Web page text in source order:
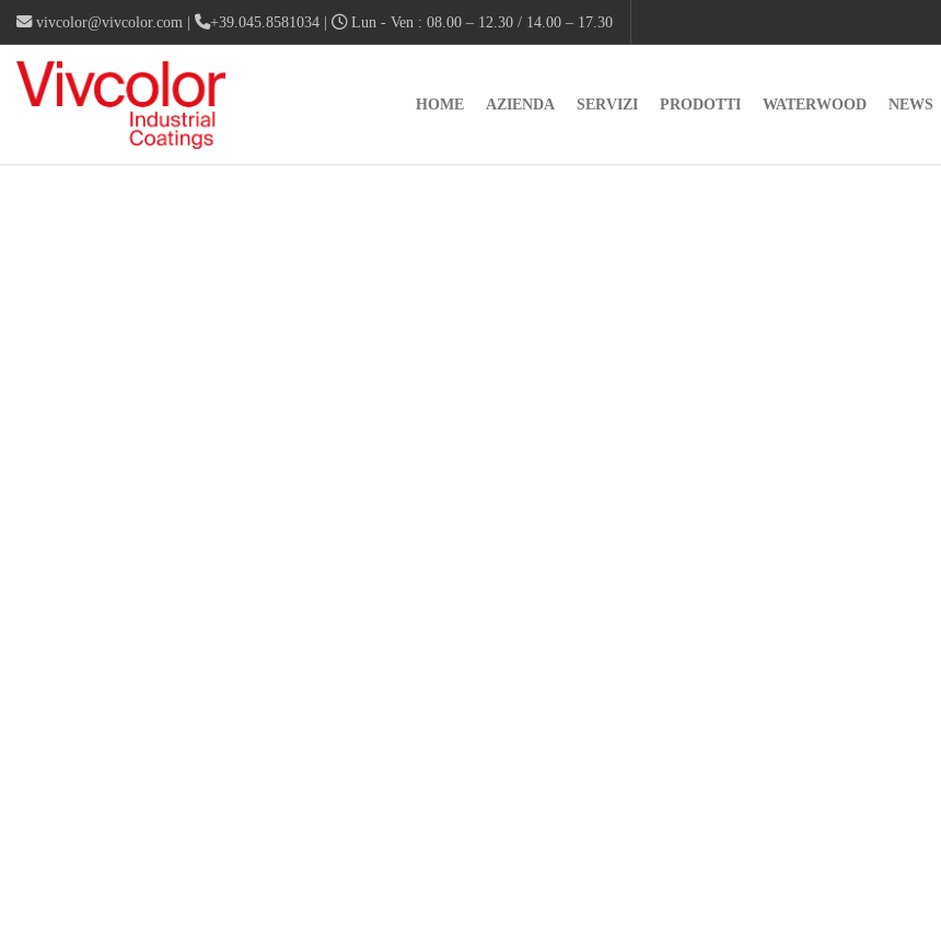
vivcolor@vivcolor.com | +39.045.8581034 | Lun - Ven : 08.00 – 12.30 / 14.00 – 17.30
HOME AZIENDA SERVIZI PRODOTTI WATERWOOD NEWS